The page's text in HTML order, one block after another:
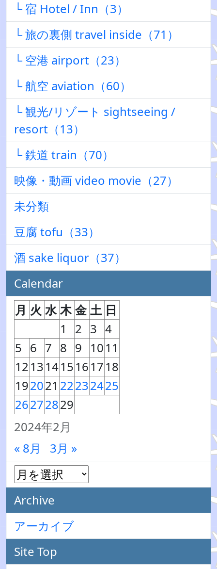
└ 宿 Hotel / Inn（3）
└ 旅の裏側 travel inside（71）
└ 空港 airport（23）
└ 航空 aviation（60）
└ 観光/リゾート sightseeing /
resort（13）
└ 鉄道 train（70）
映像・動画 video movie（27）
未分類
豆腐 tofu（33）
酒 sake liquor（37）
Calendar
2024年2月
月 火 水 木 金 土 日
1
2 3 4
5 6 7 8 9 1011
12131415161718
192021 22232425
26272829
« 8月 3月 »
Archive
アーカイブ
Site Top